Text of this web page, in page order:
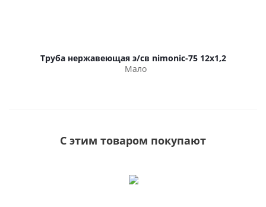
Труба нержавеющая э/св nimonic-75 12х1,2
Мало
С этим товаром покупают